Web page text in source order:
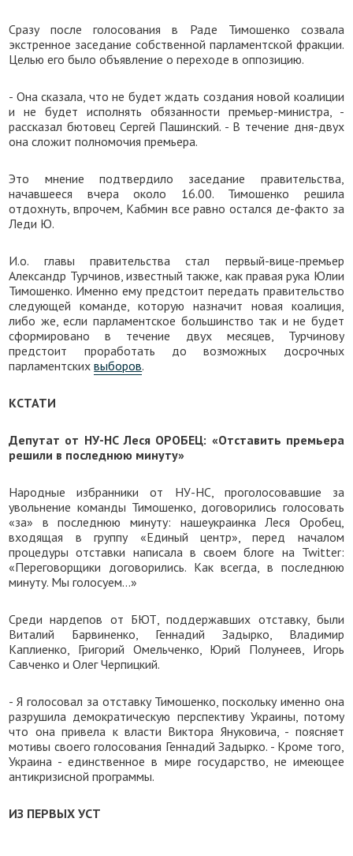
Сразу после голосования в Раде Тимошенко созвала
экстренное заседание собственной парламентской фракции.
Целью его было объявление о переходе в оппозицию.
- Она сказала, что не будет ждать создания новой коалиции
и не будет исполнять обязанности премьер-министра, -
рассказал бютовец Сергей Пашинский. - В течение дня-двух
она сложит полномочия премьера.
Это мнение подтвердило заседание правительства,
начавшееся вчера около 16.00. Тимошенко решила
отдохнуть, впрочем, Кабмин все равно остался де-факто за
Леди Ю.
И.о. главы правительства стал первый-вице-премьер
Александр Турчинов, известный также, как правая рука Юлии
Тимошенко. Именно ему предстоит передать правительство
следующей команде, которую назначит новая коалиция,
либо же, если парламентское большинство так и не будет
сформировано в течение двух месяцев, Турчинову
предстоит проработать до возможных досрочных
парламентскихвыборов.
КСТАТИ
Депутат от НУ-НС Леся ОРОБЕЦ: «Отставить премьера
решили в последнюю минуту»
Народные избранники от НУ-НС, проголосовавшие за
увольнение команды Тимошенко, договорились голосовать
«за» в последнюю минуту: нашеукраинка Леся Оробец,
входящая в группу «Единый центр», перед началом
процедуры отставки написала в своем блоге на Twitter:
«Переговорщики договорились. Как всегда, в последнюю
минуту. Мы голосуем…»
Среди нардепов от БЮТ, поддержавших отставку, были
Виталий Барвиненко, Геннадий Задырко, Владимир
Каплиенко, Григорий Омельченко, Юрий Полунеев, Игорь
Савченко и Олег Черпицкий.
- Я голосовал за отставку Тимошенко, поскольку именно она
разрушила демократическую перспективу Украины, потому
что она привела к власти Виктора Януковича, - поясняет
мотивы своего голосования Геннадий Задырко. - Кроме того,
Украина - единственное в мире государство, не имеющее
антикризисной программы.
ИЗ ПЕРВЫХ УСТ